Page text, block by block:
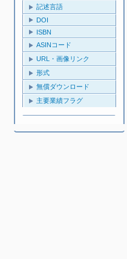
記述言語
DOI
ISBN
ASINコード
URL・画像リンク
形式
無償ダウンロード
主要業績フラグ